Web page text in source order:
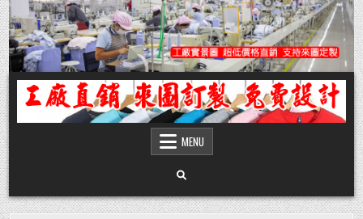
Skip
to
content
團體服
團體服製作,公司企業工作制服POLO衫T恤訂製推薦,做班系校服定製價格,台灣香
港客製化衣服裝工廠商
MENU